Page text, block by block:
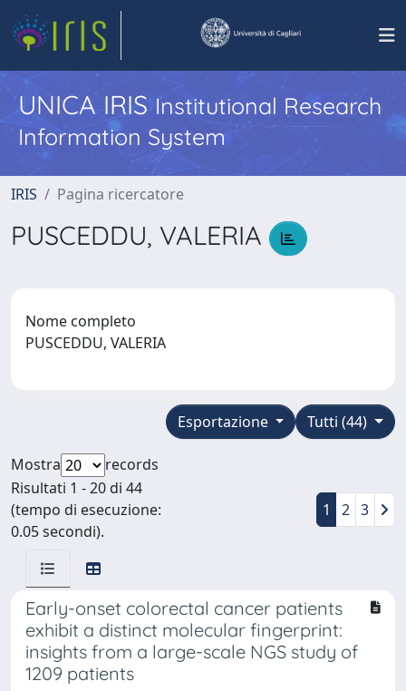
UNICA IRISInstitutional Research
Information System
IRIS Pagina ricercatore
PUSCEDDU, VALERIA
Nome completo
PUSCEDDU, VALERIA
Tutti (44)
Esportazione
Mostra
records
Risultati 1 - 20 di 44
(tempo di esecuzione:
0.05 secondi).
1 2 3
Early-onset colorectal cancer patients
exhibit a distinct molecular fingerprint:
insights from a large-scale NGS study of
1209 patients